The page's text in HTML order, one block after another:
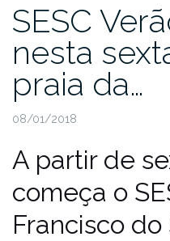
SESC
nesta
praia da…
08/01/2018
A partir de
começa o
Francisco do